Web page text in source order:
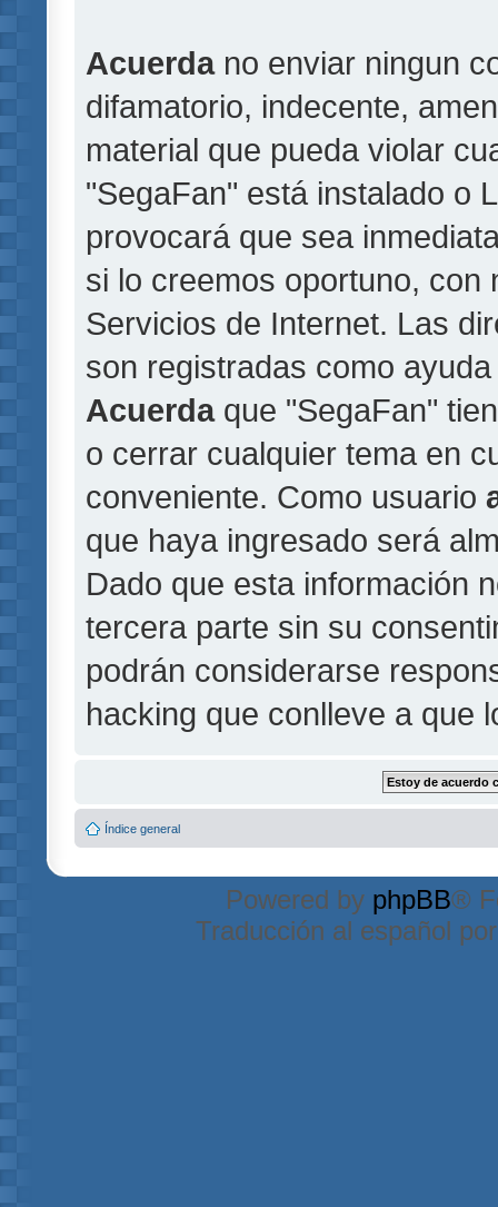
Acuerdano enviar ningun
difamatorio, indecente,
material que pueda violar
"SegaFan" está instalado o
provocará que sea
si lo creemos oportuno, con
Servicios de Internet. Las
son registradas como
Acuerdaque "SegaFan"
o cerrar cualquier tema en
conveniente. Como usuario
que haya ingresado será
Dado que esta información
tercera parte sin su
podrán considerarse
hacking que conlleve a que
Índice general
Powered by phpBB®
Traducción al español